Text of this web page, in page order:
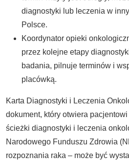
diagnostyki lub leczenia w
Polsce.
Koordynator opieki
przez kolejne etapy
badania, pilnuje terminów i
placówką.
Karta Diagnostyki i Leczenia
dokument, który otwiera
ścieżki diagnostyki i leczenia
Narodowego Funduszu Zdrowia
rozpoznania raka – może być